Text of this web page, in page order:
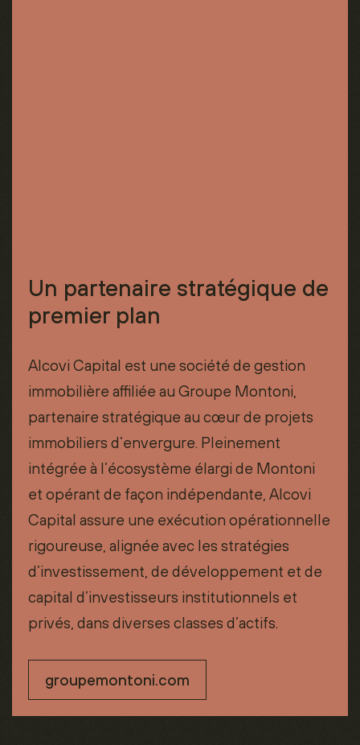
Un partenaire stratégique de
premier plan
Alcovi Capital est une société de gestion
immobilière affiliée au Groupe Montoni,
partenaire stratégique au cœur de projets
immobiliers d’envergure. Pleinement
intégrée à l’écosystème élargi de Montoni
et opérant de façon indépendante, Alcovi
Capital assure une exécution opérationnelle
rigoureuse, alignée avec les stratégies
d’investissement, de développement et de
capital d’investisseurs institutionnels et
privés, dans diverses classes d’actifs.
groupemontoni.com